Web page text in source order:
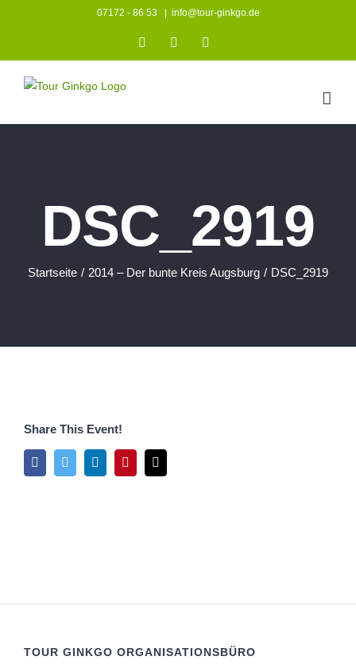
07172 - 86 53 info@tour-ginkgo.de
InstagramFacebook
DSC_2919
Startseite / 2014 – Der bunte Kreis Augsburg / DSC_2919
Share This Event!
FacebookTwitter LinkedInPinterest
Mail
TOUR GINKGO ORGANISATIONSBÜRO